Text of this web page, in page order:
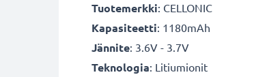
Tuotemerkki: CELLONIC
Kapasiteetti: 1180mAh
Jännite: 3.6V - 3.7V
Teknologia: Litiumionit